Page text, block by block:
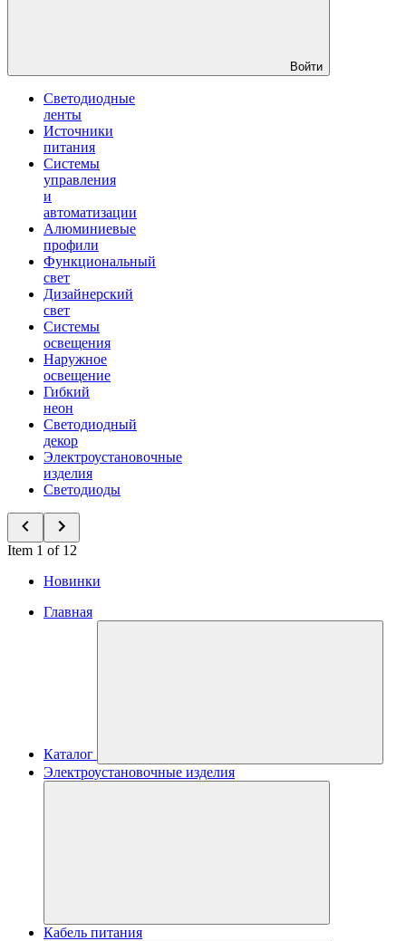
Войти
Светодиодные
ленты
Источники
питания
Системы
управления
и
автоматизации
Алюминиевые
профили
Функциональный
свет
Дизайнерский
свет
Системы
освещения
Наружное
освещение
Гибкий
неон
Светодиодный
декор
Электроустановочные
изделия
Светодиоды
Item 1 of 12
Новинки
Главная
Каталог
Электроустановочные изделия
Кабель питания